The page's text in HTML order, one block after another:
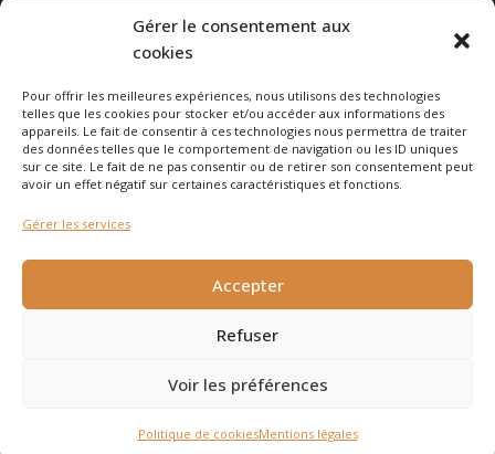
Gérer le consentement aux
cookies
Pour offrir les meilleures expériences, nous utilisons des technologies
telles que les cookies pour stocker et/ou accéder aux informations des
appareils. Le fait de consentir à ces technologies nous permettra de traiter
des données telles que le comportement de navigation ou les ID uniques
sur ce site. Le fait de ne pas consentir ou de retirer son consentement peut
avoir un effet négatif sur certaines caractéristiques et fonctions.
Gérer les services
Accepter
Refuser
Voir les préférences
Politique de cookiesMentions légales
Agence Immobilière du Cap Ferret
Une demande particulière ?
CONTACTEZ-NOUS
© 2026 - Agence Immobilière du Cap - site réalisé par
et Chocolatine Studio